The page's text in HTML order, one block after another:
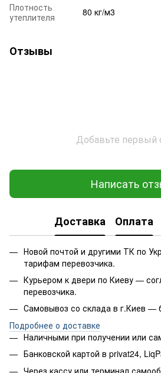
Плотность
утеплителя
80 кг/м3
Отзывы
Добавьте первый
Написать
Доставка Оплата
Новой почтой и другими ТК по
тарифам перевозчика.
Курьером к двери по Киеву —
перевозчика.
Самовывоз со склада в г.Киев —
Подробнее о доставке
Наличными при получении или
Банковской картой в privat24,
Через кассу или терминал